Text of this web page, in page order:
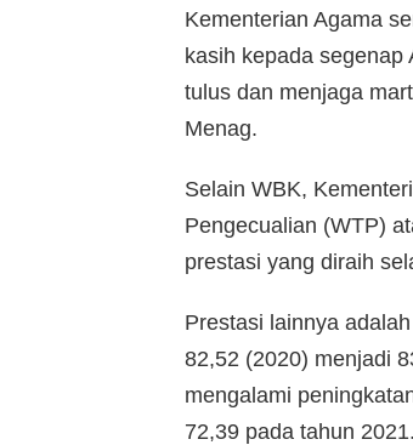
Kementerian Agama
kasih kepada segenap
tulus dan menjaga
Menag.
Selain WBK,
Pengecualian (WTP)
prestasi yang diraih
Prestasi lainnya
82,52 (2020) menjadi
mengalami
72,39 pada tahun